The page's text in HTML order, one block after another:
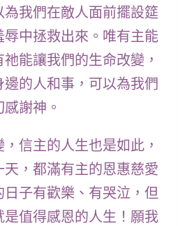
我們在敵人面前擺設筵
中拯救出來。唯有主能
能讓我們的生命改變，
的人和事，可以為我們
謝神。
信主的人生也是如此，
，都滿有主的恩惠慈愛
子有歡樂、有哭泣，但
值得感恩的人生！ 願我